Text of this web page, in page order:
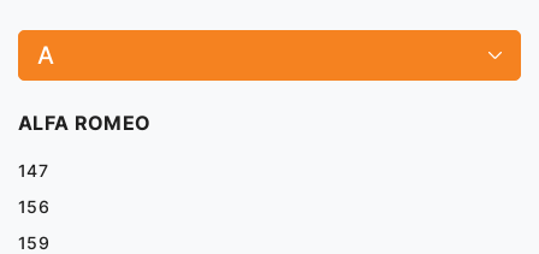
A
ALFA ROMEO
147
156
159